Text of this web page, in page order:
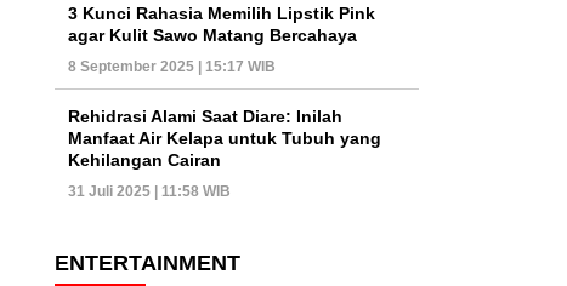
3 Kunci Rahasia Memilih Lipstik Pink
agar Kulit Sawo Matang Bercahaya
8 September 2025 | 15:17 WIB
Rehidrasi Alami Saat Diare: Inilah
Manfaat Air Kelapa untuk Tubuh yang
Kehilangan Cairan
31 Juli 2025 | 11:58 WIB
ENTERTAINMENT